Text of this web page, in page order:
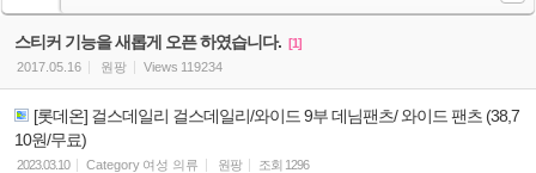
스티커 기능을 새롭게 오픈 하였습니다. [1]
2017.05.16
원팡 Views 119234
[롯데온] 걸스데일리 걸스데일리/와이드 9부 데님팬츠/ 와이드 팬츠 (38,7
10원/무료)
2023.03.10 Category 여성 의류 원팡 조회 1296